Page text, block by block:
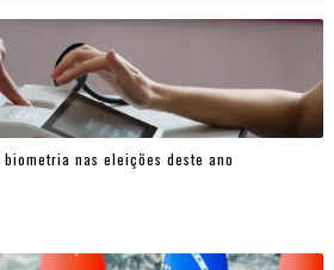
nas eleições deste ano